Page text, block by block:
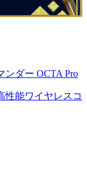
ダー OCTA Pro
性能ワイヤレスコ